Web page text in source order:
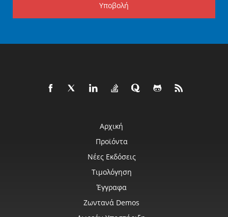
Υποβολή
Αρχική
Προϊόντα
Νέες Εκδόσεις
Τιμολόγηση
Έγγραφα
Ζωντανά Demos